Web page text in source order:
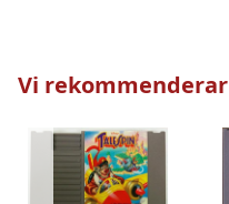
Vi rekommenderar